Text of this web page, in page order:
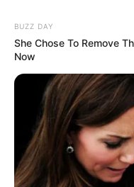
doJASB no YouTube
Autorizada a reprodução,
da matéria.
BUZZ DAY
She Chose To Remove
Now